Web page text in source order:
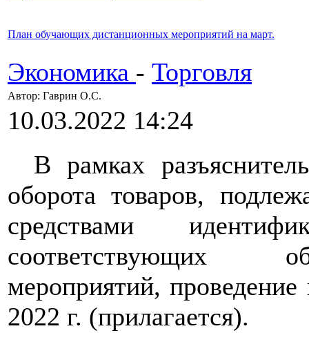
План обучающих дистанционных мероприятий на март.
Экономика - Торговля
Автор: Гаврин О.C.
10.03.2022 14:24
В рамках
оборота товаров,
средствами
соответствующих
мероприятий,
2022 г. (прилагается).